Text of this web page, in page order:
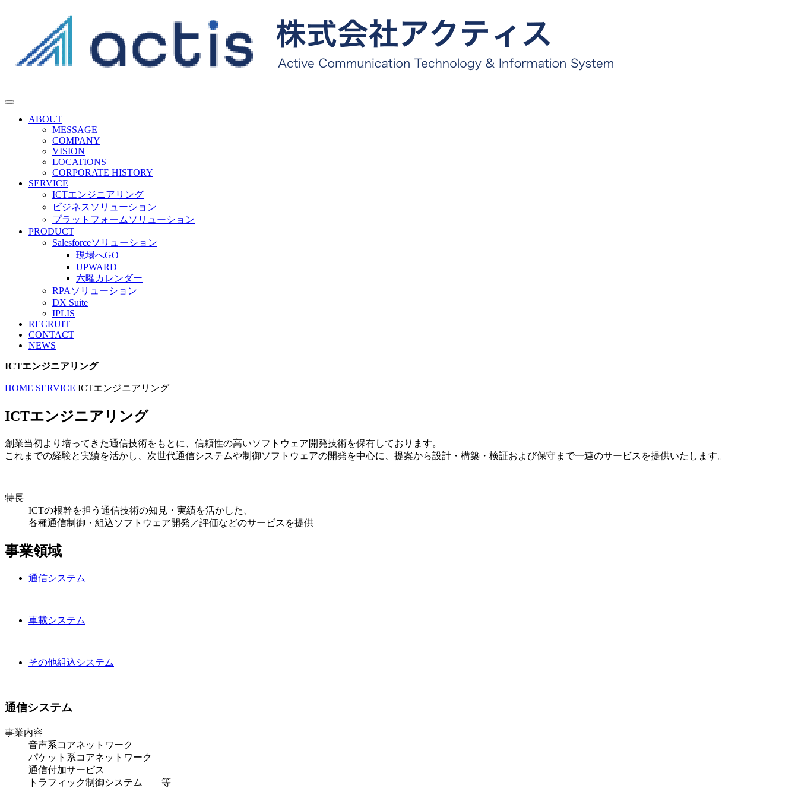
ABOUT
MESSAGE
COMPANY
VISION
LOCATIONS
CORPORATE HISTORY
SERVICE
ICTエンジニアリング
ビジネスソリューション
プラットフォームソリューション
PRODUCT
Salesforceソリューション
現場へGO
UPWARD
六曜カレンダー
RPAソリューション
DX Suite
IPLIS
RECRUIT
CONTACT
NEWS
ICTエンジニアリング
HOME SERVICE ICTエンジニアリング
ICTエンジニアリング
創業当初より培ってきた通信技術をもとに、信頼性の高いソフトウェア開発技術を保有しております。
これまでの経験と実績を活かし、次世代通信システムや制御ソフトウェアの開発を中心に、提案から設計・構築・検証および保守まで一連のサービスを提供いたします。
特長
ICTの根幹を担う通信技術の知見・実績を活かした、
各種通信制御・組込ソフトウェア開発／評価などのサービスを提供
事業領域
通信システム
車載システム
その他組込システム
通信システム
事業内容
音声系コアネットワーク
パケット系コアネットワーク
通信付加サービス
トラフィック制御システム 等